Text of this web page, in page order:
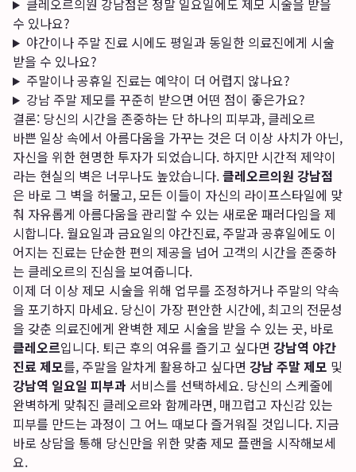
클레오르의원 강남점은 정말 일요일에도 제모 시술을 받을
수 있나요?
야간이나 주말 진료 시에도 평일과 동일한 의료진에게 시술
받을 수 있나요?
주말이나 공휴일 진료는 예약이 더 어렵지 않나요?
강남 주말 제모를 꾸준히 받으면 어떤 점이 좋은가요?
결론: 당신의 시간을 존중하는 단 하나의 피부과, 클레오르
바쁜 일상 속에서 아름다움을 가꾸는 것은 더 이상 사치가 아닌,
자신을 위한 현명한 투자가 되었습니다. 하지만 시간적 제약이
라는 현실의 벽은 너무나도 높았습니다.클레오르의원 강남점
은 바로 그 벽을 허물고, 모든 이들이 자신의 라이프스타일에 맞
춰 자유롭게 아름다움을 관리할 수 있는 새로운 패러다임을 제
시합니다. 월요일과 금요일의 야간진료, 주말과 공휴일에도 이
어지는 진료는 단순한 편의 제공을 넘어 고객의 시간을 존중하
는 클레오르의 진심을 보여줍니다.
이제 더 이상 제모 시술을 위해 업무를 조정하거나 주말의 약속
을 포기하지 마세요. 당신이 가장 편안한 시간에, 최고의 전문성
을 갖춘 의료진에게 완벽한 제모 시술을 받을 수 있는 곳, 바로
클레오르입니다. 퇴근 후의 여유를 즐기고 싶다면 강남역 야간
진료 제모를, 주말을 알차게 활용하고 싶다면 강남 주말 제모 및
강남역 일요일 피부과 서비스를 선택하세요. 당신의 스케줄에
완벽하게 맞춰진 클레오르와 함께라면, 매끄럽고 자신감 있는
피부를 만드는 과정이 그 어느 때보다 즐거워질 것입니다. 지금
바로 상담을 통해 당신만을 위한 맞춤 제모 플랜을 시작해보세
요.